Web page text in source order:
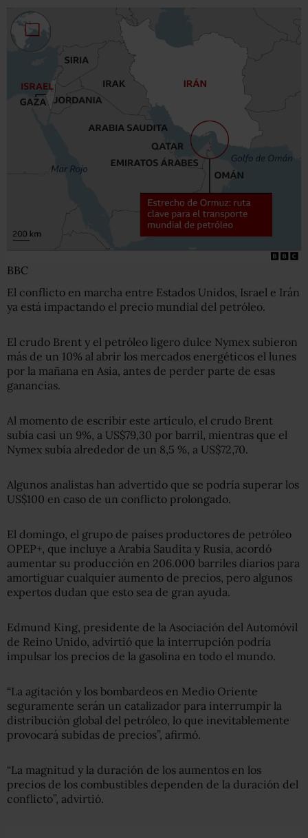
BBC
El conflicto en marcha entre Estados Unidos, Israel e Irán
ya está impactando el precio mundial del petróleo.
El crudo Brent y el petróleo ligero dulce Nymex subieron
más de un 10% al abrir los mercados energéticos el lunes
por la mañana en Asia, antes de perder parte de esas
ganancias.
Al momento de escribir este artículo, el crudo Brent
subía casi un 9%, a US$79,30 por barril, mientras que el
Nymex subía alrededor de un 8,5 %, a US$72,70.
Algunos analistas han advertido que se podría superar los
US$100 en caso de un conflicto prolongado.
El domingo, el grupo de países productores de petróleo
OPEP+, que incluye a Arabia Saudita y Rusia, acordó
aumentar su producción en 206.000 barriles diarios para
amortiguar cualquier aumento de precios, pero algunos
expertos dudan que esto sea de gran ayuda.
Edmund King, presidente de la Asociación del Automóvil
de Reino Unido, advirtió que la interrupción podría
impulsar los precios de la gasolina en todo el mundo.
“La agitación y los bombardeos en Medio Oriente
seguramente serán un catalizador para interrumpir la
distribución global del petróleo, lo que inevitablemente
provocará subidas de precios”, afirmó.
“La magnitud y la duración de los aumentos en los
precios de los combustibles dependen de la duración del
conflicto”, advirtió.